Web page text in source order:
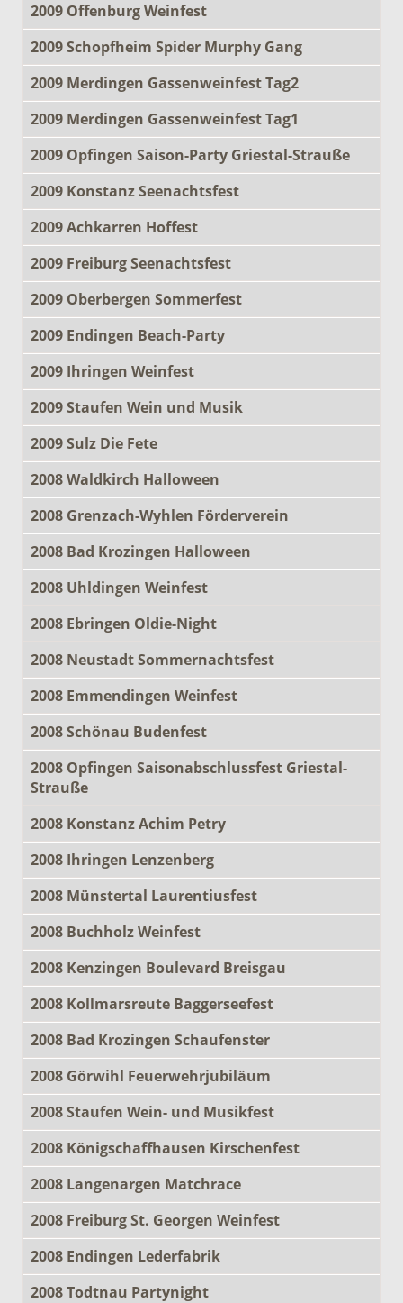
2009 Offenburg Weinfest
2009 Schopfheim Spider Murphy Gang
2009 Merdingen Gassenweinfest Tag2
2009 Merdingen Gassenweinfest Tag1
2009 Opfingen Saison-Party Griestal-Strauße
2009 Konstanz Seenachtsfest
2009 Achkarren Hoffest
2009 Freiburg Seenachtsfest
2009 Oberbergen Sommerfest
2009 Endingen Beach-Party
2009 Ihringen Weinfest
2009 Staufen Wein und Musik
2009 Sulz Die Fete
2008 Waldkirch Halloween
2008 Grenzach-Wyhlen Förderverein
2008 Bad Krozingen Halloween
2008 Uhldingen Weinfest
2008 Ebringen Oldie-Night
2008 Neustadt Sommernachtsfest
2008 Emmendingen Weinfest
2008 Schönau Budenfest
2008 Opfingen Saisonabschlussfest Griestal-
Strauße
2008 Konstanz Achim Petry
2008 Ihringen Lenzenberg
2008 Münstertal Laurentiusfest
2008 Buchholz Weinfest
2008 Kenzingen Boulevard Breisgau
2008 Kollmarsreute Baggerseefest
2008 Bad Krozingen Schaufenster
2008 Görwihl Feuerwehrjubiläum
2008 Staufen Wein- und Musikfest
2008 Königschaffhausen Kirschenfest
2008 Langenargen Matchrace
2008 Freiburg St. Georgen Weinfest
2008 Endingen Lederfabrik
2008 Todtnau Partynight